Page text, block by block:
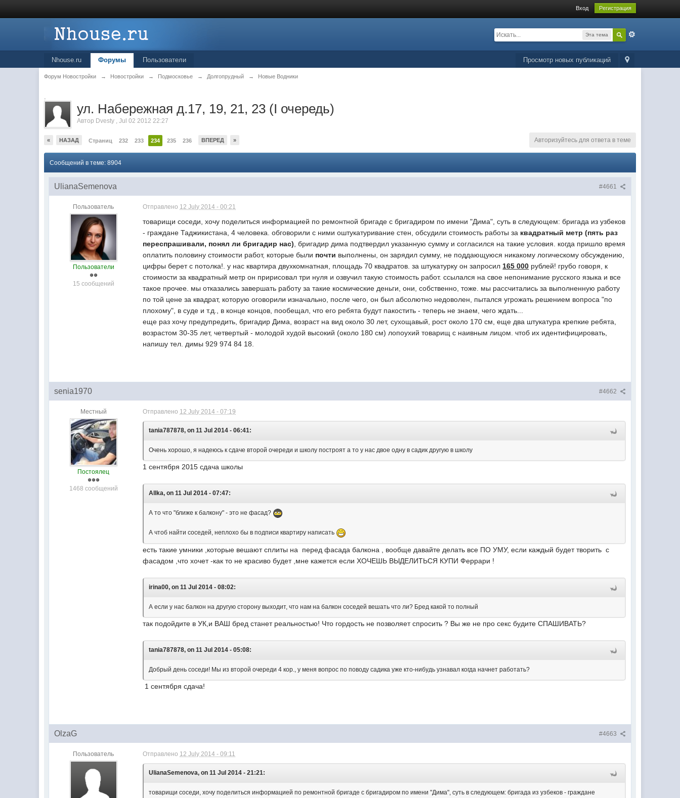
Вход Регистрация
Эта тема
Просмотр новых публикаций
Nhouse.ru Форумы Пользователи
Форум Новостройки → Новостройки → Подмосковье → Долгопрудный → Новые Водники
.
ул. Набережная д.17, 19, 21, 23 (I очередь)
Автор Dvesty ,Jul 02 2012 22:27
« НАЗАД Страниц 232 233 234 235 236 ВПЕРЕД » Авторизуйтесь для ответа в теме
Сообщений в теме: 8904
#4661
UlianaSemenova
Пользователь
Пользователи
15 сообщений
Отправлено 12 July 2014 - 00:21
товарищи соседи, хочу поделиться информацией по ремонтной бригаде с бригадиром по имени "Дима", суть в следующем: бригада из узбеков
- граждане Таджикистана, 4 человека. обговорили с ними оштукатуривание стен, обсудили стоимость работы за квадратный метр (пять раз
переспрашивали, понял ли бригадир нас) , бригадир дима подтвердил указанную сумму и согласился на такие условия. когда пришло время
оплатить половину стоимости работ, которые были почти выполнены, он зарядил сумму, не поддающуюся никакому логическому обсуждению,
цифры берет с потолка!. у нас квартира двухкомнатная, площадь 70 квадратов. за штукатурку он запросил 165 000 рублей! грубо говоря, к
стоимости за квадратный метр он пририсовал три нуля и озвучил такую стоимость работ. ссылался на свое непонимание русского языка и все
такое прочее. мы отказались завершать работу за такие космические деньги, они, собственно, тоже. мы рассчитались за выполненную работу
по той цене за квадрат, которую оговорили изначально, после чего, он был абсолютно недоволен, пытался угрожать решением вопроса "по
плохому", в суде и т.д., в конце концов, пообещал, что его ребята будут пакостить - теперь не знаем, чего ждать...
еще раз хочу предупредить, бригадир Дима, возраст на вид около 30 лет, сухощавый, рост около 170 см, еще два штукатура крепкие ребята,
возрастом 30-35 лет, четвертый - молодой худой высокий (около 180 см) лопоухий товарищ с наивным лицом. чтоб их идентифицировать,
напишу тел. димы 929 974 84 18.
#4662
senia1970
Местный
Постоялец
1468 сообщений
Отправлено 12 July 2014 - 07:19
tania787878, on 11 Jul 2014 - 06:41:
Очень хорошо, я надеюсь к сдаче второй очереди и школу построят а то у нас двое одну в садик другую в школу
1 сентября 2015 сдача школы
Allka, on 11 Jul 2014 - 07:47:
А то что "ближе к балкону" - это не фасад?
А чтоб найти соседей, неплохо бы в подписи квартиру написать
есть такие умники ,которые вешают сплиты на перед фасада балкона , вообще давайте делать все ПО УМУ, если каждый будет творить с
фасадом ,что хочет -как то не красиво будет ,мне кажется если ХОЧЕШЬ ВЫДЕЛИТЬСЯ КУПИ Феррари !
irina00, on 11 Jul 2014 - 08:02:
А если у нас балкон на другую сторону выходит, что нам на балкон соседей вешать что ли? Бред какой то полный
так подойдите в УК,и ВАШ бред станет реальностью! Что гордость не позволяет спросить ? Вы же не про секс будите СПАШИВАТЬ?
tania787878, on 11 Jul 2014 - 05:08:
Добрый день соседи! Мы из второй очереди 4 кор., у меня вопрос по поводу садика уже кто-нибудь узнавал когда начнет работать?
1 сентября сдача!
#4663
OlzaG
Пользователь Отправлено 12 July 2014 - 09:11
UlianaSemenova, on 11 Jul 2014 - 21:21:
товарищи соседи, хочу поделиться информацией по ремонтной бригаде с бригадиром по имени "Дима", суть в следующем: бригада из узбеков - граждане